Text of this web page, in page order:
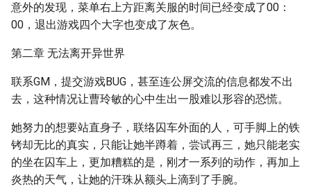
意外的发现，菜单右上方距离关服的时间已经变成了00：
00，退出游戏四个大字也变成了灰色。
第二章 无法离开异世界
联系GM，提交游戏BUG，甚至连公屏交流的信息都发不出
去，这种情况让曹玲敏的心中生出一股难以形容的恐慌。
她努力的想要站直身子，联络囚车外面的人，可手脚上的铁
铐却无比的真实，只能让她半蹲着，尝试再三，她只能老实
的坐在囚车上，更加糟糕的是，刚才一系列的动作，再加上
炎热的天气，让她的汗珠从额头上滴到了手腕。